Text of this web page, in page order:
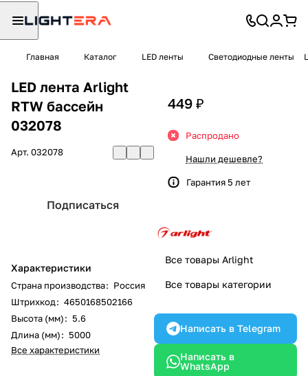
Главная Каталог LED ленты Светодиодные ленты
LED лента Arlight
RTW бассейн
032078
Арт. 032078
Подписаться
Характеристики
Страна производства: Россия
Штрихкод: 4650168502166
Высота (мм): 5.6
Длина (мм): 5000
Все характеристики
449 ₽
Распродано
Нашли дешевле?
Гарантия 5 лет
Все товары Arlight
Все товары категории
Написать в Telegram
Написать в
WhatsApp